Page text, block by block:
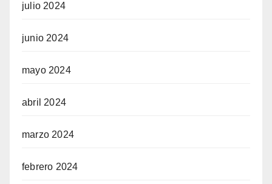
julio 2024
junio 2024
mayo 2024
abril 2024
marzo 2024
febrero 2024